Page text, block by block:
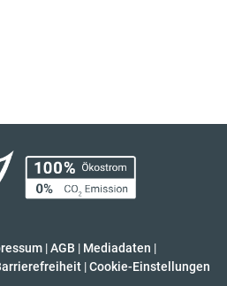
|AGB | Mediadaten |
| Cookie-Einstellungen